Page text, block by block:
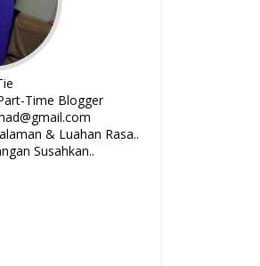
Time Blogger
& Luahan Rasa..
Susahkan..